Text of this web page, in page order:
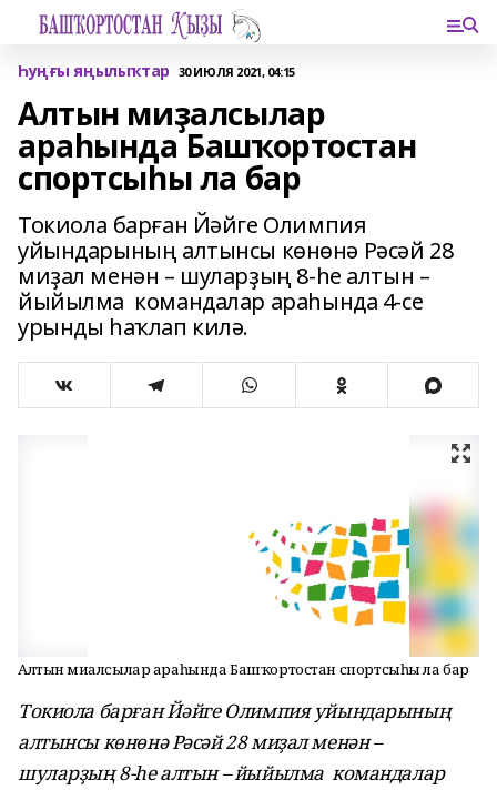
Һуңғы яңылыҡтар 30 ИЮЛЯ 2021, 04:15
Алтын миҙалсылар
араһында Башҡортостан
спортсыһы ла бар
Токиола барған Йәйге Олимпия
уйындарының алтынсы көнөнә Рәсәй 28
миҙал менән – шуларҙың 8-һе алтын –
йыйылма командалар араһында 4-се
урынды һаҡлап килә.
Алтын миҙалсылар араһында Башҡортостан спортсыһы ла бар
Токиола барған Йәйге Олимпия уйындарының
алтынсы көнөнә Рәсәй 28 миҙал менән –
шуларҙың 8-һе алтын – йыйылма командалар